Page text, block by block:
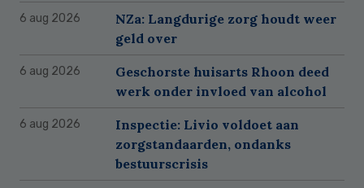
6 aug 2026
NZa: Langdurige zorg houdt weer
geld over
6 aug 2026
Geschorste huisarts Rhoon deed
werk onder invloed van alcohol
6 aug 2026
Inspectie: Livio voldoet aan
zorgstandaarden, ondanks
bestuurscrisis